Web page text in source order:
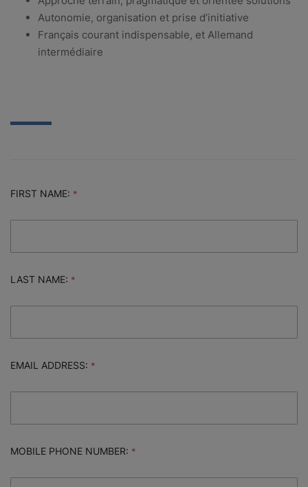
Autonomie, organisation et prise d’initiative
Français courant indispensable, et Allemand
intermédiaire
FIRST NAME:
LAST NAME:
EMAIL ADDRESS:
MOBILE PHONE NUMBER: